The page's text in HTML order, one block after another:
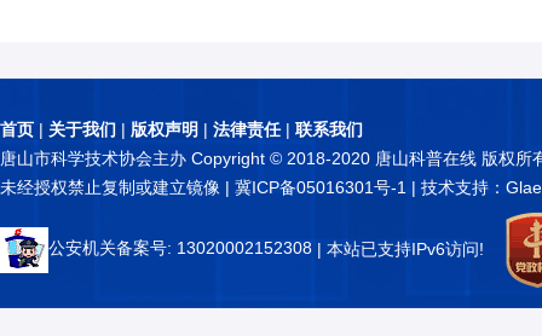
首页 | 关于我们 | 版权声明 | 法律责任| 联系我们
唐山市科学技术协会主办 Copyright © 2018-2020 唐山科普在线 版权所
未经授权禁止复制或建立镜像 | 冀ICP备05016301号-1 | 技术支持：
公安机关备案号: 13020002152308 | 本站已支持IPv6访问!